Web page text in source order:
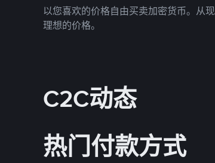
以您喜欢的价格自由买卖加密货币。从
理想的价格。
C2C动态
热门付款方式